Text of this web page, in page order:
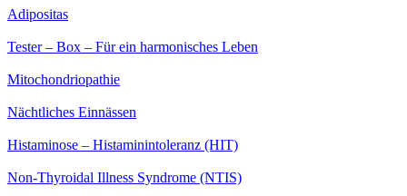
Adipositas
Tester – Box – Für ein harmonisches Leben
Mitochondriopathie
Nächtliches Einnässen
Histaminose – Histaminintoleranz (HIT)
Non-Thyroidal Illness Syndrome (NTIS)